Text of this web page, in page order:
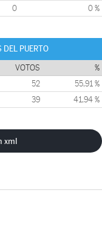
0 0 %
DEL PUERTO
VOTOS %
52 55,91 %
39 41,94 %
xml